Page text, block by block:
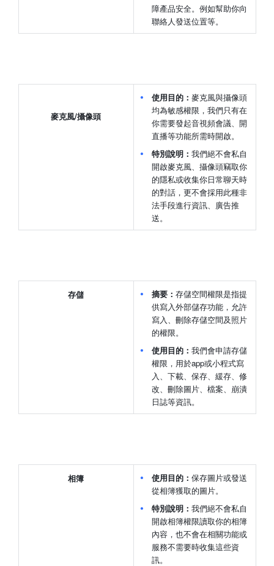
障產品安全。例如幫助你向
聯絡人發送位置等。
麥克風/攝像頭
使用目的： 麥克風與攝像頭
均為敏感權限，我們只有在
你需要發起音視頻會議、開
直播等功能所需時開啟。
特別說明： 我們絕不會私自
開啟麥克風、攝像頭竊取你
的隱私或收集你日常聊天時
的對話，更不會採用此種非
法手段進行資訊、廣告推
送。
存儲 摘要： 存儲空間權限是指提
供寫入外部儲存功能，允許
寫入、刪除存儲空間及照片
的權限。
使用目的： 我們會申請存儲
權限，用於app或小程式寫
入、下載、保存、緩存、修
改、刪除圖片、檔案、崩潰
日誌等資訊。
相簿 使用目的： 保存圖片或發送
從相簿獲取的圖片。
特別說明： 我們絕不會私自
開啟相簿權限讀取你的相簿
內容，也不會在相關功能或
服務不需要時收集這些資
訊。